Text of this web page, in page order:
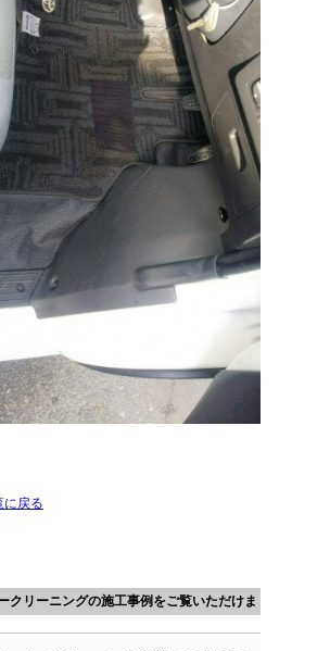
戻る
クリーニングの施工事例をご覧いただけま